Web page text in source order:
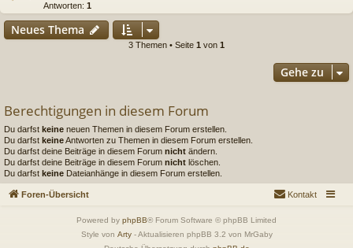
Antworten: 1
Neues Thema
3 Themen • Seite 1 von 1
Gehe zu
Berechtigungen in diesem Forum
Du darfst keine neuen Themen in diesem Forum erstellen.
Du darfst keineAntworten zu Themen in diesem Forum erstellen.
Du darfst deine Beiträge in diesem Forum nicht ändern.
Du darfst deine Beiträge in diesem Forum nicht löschen.
Du darfst keine Dateianhänge in diesem Forum erstellen.
Foren-Übersicht Kontakt
Powered by phpBB® Forum Software © phpBB Limited
Style von Arty- Aktualisieren phpBB 3.2 von MrGaby